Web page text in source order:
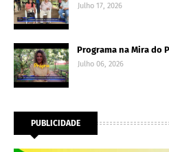
Julho 17, 2026
Programa na Mira do
Julho 06, 2026
PUBLICIDADE